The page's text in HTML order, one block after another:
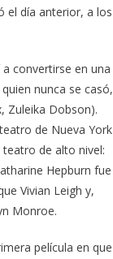
el día anterior, a los
convertirse en una
nunca se casó,
Zuleika Dobson).
de Nueva
teatro de alto nivel:
Hepburn fue
Vivian Leigh y,
Monroe.
película en que